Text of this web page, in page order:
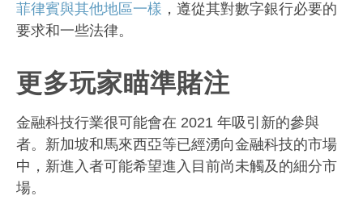
菲律賓與其他地區一樣 ，遵從其對數字銀行必要的
要求和一些法律。
更多玩家瞄準賭注
金融科技行業很可能會在 2021 年吸引新的參與
者。新加坡和馬來西亞等已經湧向金融科技的市場
中，新進入者可能希望進入目前尚未觸及的細分市
場。